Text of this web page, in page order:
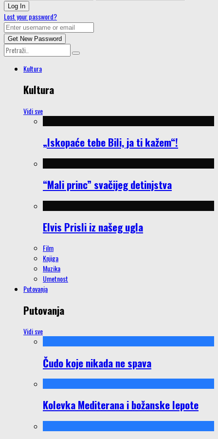
Lost your password?
Kultura
Kultura
Vidi sve
„Iskopaće tebe Bili, ja ti kažem“!
“Mali princ” svačijeg detinjstva
Elvis Prisli iz našeg ugla
Film
Knjiga
Muzika
Umetnost
Putovanja
Putovanja
Vidi sve
Čudo koje nikada ne spava
Kolevka Mediterana i božanske lepote